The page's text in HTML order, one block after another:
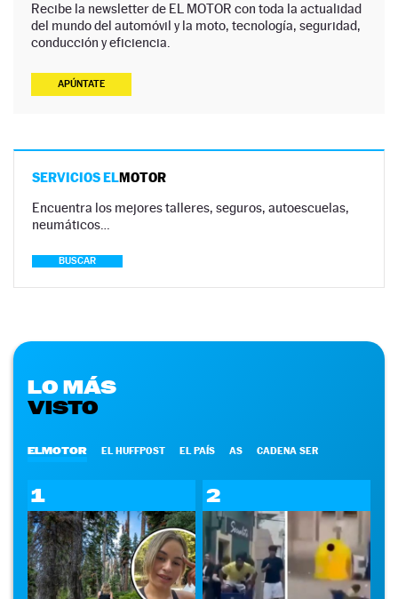
Recibe la newsletter de EL MOTOR con toda la actualidad
del mundo del automóvil y la moto, tecnología, seguridad,
conducción y eficiencia.
APÚNTATE
SERVICIOS ELMOTOR
Encuentra los mejores talleres, seguros, autoescuelas,
neumáticos…
BUSCAR
LO MÁS
VISTO
ELMOTOR EL HUFFPOST EL PAÍS AS CADENA SER
1 2